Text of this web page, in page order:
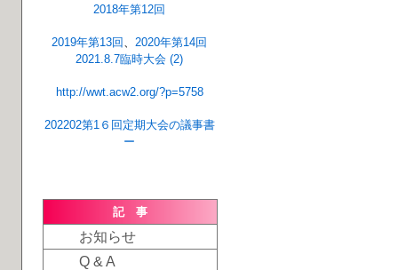
2018年第12回
2019年第13回 、2020年第14回
2021.8.7臨時大会 (2)
http://wwt.acw2.org/?p=5758
202202第1６回定期大会の議事書
ー
記 事
お知らせ
Q & A